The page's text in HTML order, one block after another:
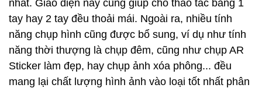
nhất. Giao diện này cũng giúp cho thao tác bằng 1
tay hay 2 tay đều thoải mái. Ngoài ra, nhiều tính
năng chụp hình cũng được bổ sung, ví dụ như tính
năng thời thượng là chụp đêm, cũng như chụp AR
Sticker làm đẹp, hay chụp ảnh xóa phông... đều
mang lại chất lượng hình ảnh vào loại tốt nhất phân